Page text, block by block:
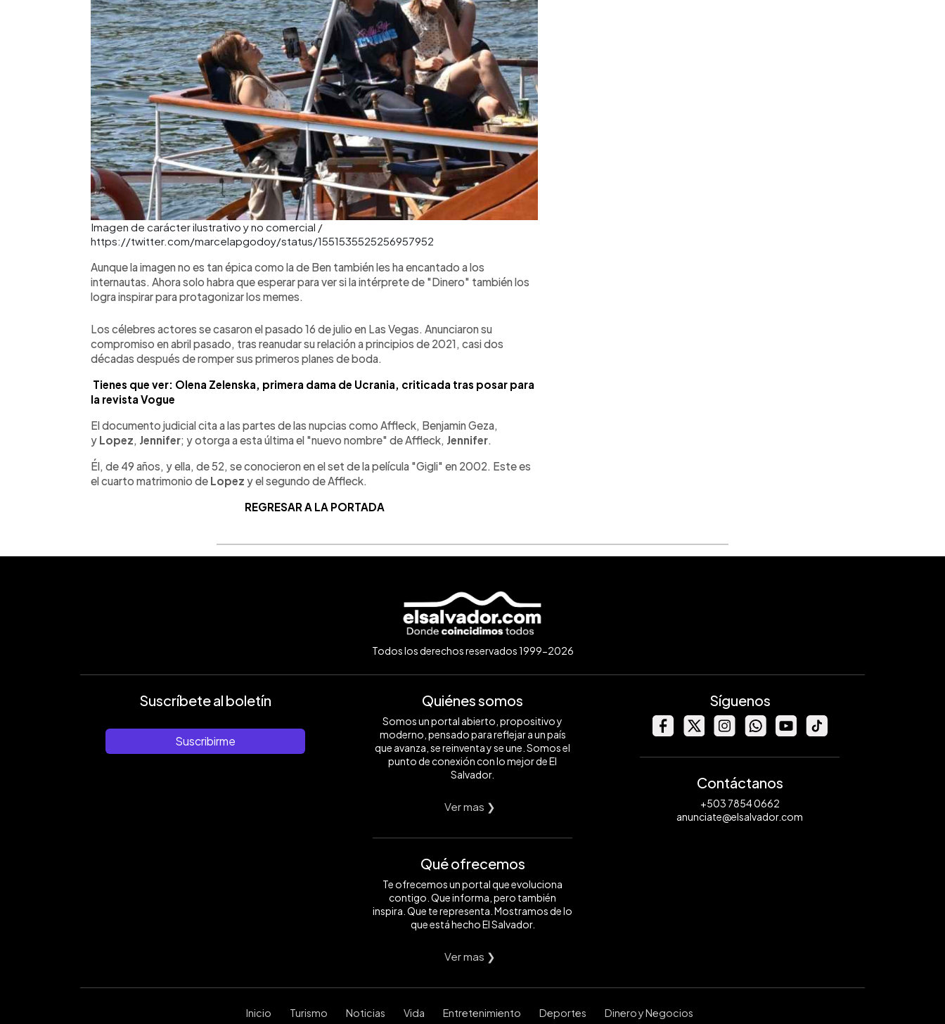
Imagen de carácter ilustrativo y no comercial /
https://twitter.com/marcelapgodoy/status/1551535525256957952
Aunque la imagen no es tan épica como la de Ben también les ha encantado a los
internautas. Ahora solo habra que esperar para ver si la intérprete de "Dinero" también los
logra inspirar para protagonizar los memes.
Los célebres actores se casaron el pasado 16 de julio en Las Vegas. Anunciaron su
compromiso en abril pasado, tras reanudar su relación a principios de 2021, casi dos
décadas después de romper sus primeros planes de boda.
Tienes que ver: Olena Zelenska, primera dama de Ucrania, criticada tras posar para
la revista Vogue
El documento judicial cita a las partes de las nupcias como Affleck, Benjamin Geza,
y Lopez, Jennifer; y otorga a esta última el "nuevo nombre" de Affleck, Jennifer.
Él, de 49 años, y ella, de 52, se conocieron en el set de la película "Gigli" en 2002. Este es
el cuarto matrimonio de Lopez y el segundo de Affleck.
REGRESAR A LA PORTADA
Todos los derechos reservados 1999-2026
Suscríbete al boletín
Suscribirme
Quiénes somos
Somos un portal abierto, propositivo y
moderno, pensado para reflejar a un país
que avanza, se reinventa y se une. Somos el
punto de conexión con lo mejor de El
Salvador.
Ver mas ❯
Qué ofrecemos
Te ofrecemos un portal que evoluciona
contigo. Que informa, pero también
inspira. Que te representa. Mostramos de lo
que está hecho El Salvador.
Ver mas ❯
Síguenos
Contáctanos
+503 7854 0662
anunciate@elsalvador.com
Inicio Turismo Noticias Vida Entretenimiento Deportes Dinero y Negocios